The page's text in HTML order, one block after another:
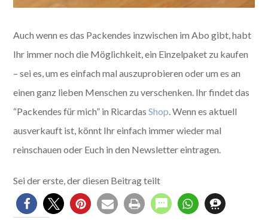
Auch wenn es das Packendes inzwischen im Abo gibt, habt
Ihr immer noch die Möglichkeit, ein Einzelpaket zu kaufen
– sei es, um es einfach mal auszuprobieren oder um es an
einen ganz lieben Menschen zu verschenken. Ihr findet das
“Packendes für mich” in RicardasShop. Wenn es aktuell
ausverkauft ist, könnt Ihr einfach immer wieder mal
reinschauen oder Euch in den Newsletter eintragen.
Sei der erste, der diesen Beitrag teilt